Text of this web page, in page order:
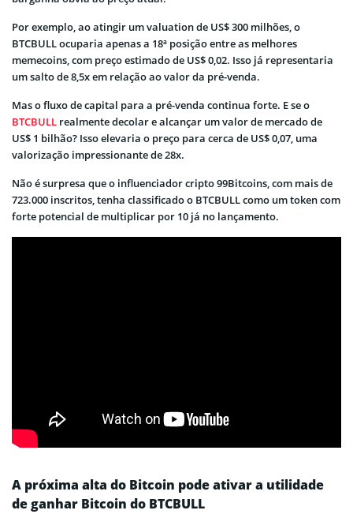
Por exemplo, ao atingir um valuation de US$ 300 milhões, o
BTCBULL ocuparia apenas a 18ª posição entre as melhores
memecoins, com preço estimado de US$ 0,02. Isso já representaria
um salto de 8,5x em relação ao valor da pré-venda.
Mas o fluxo de capital para a pré-venda continua forte. E se o
BTCBULL realmente decolar e alcançar um valor de mercado de
US$ 1 bilhão? Isso elevaria o preço para cerca de US$ 0,07, uma
valorização impressionante de 28x.
Não é surpresa que o influenciador cripto 99Bitcoins, com mais de
723.000 inscritos, tenha classificado o BTCBULL como um token com
forte potencial de multiplicar por 10 já no lançamento.
A próxima alta do Bitcoin pode ativar a utilidade
de ganhar Bitcoin do BTCBULL